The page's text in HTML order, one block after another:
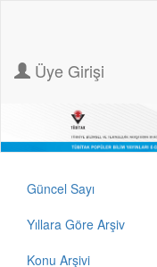
Üye Girişi
Güncel Sayı
Yıllara Göre Arşiv
Konu Arşivi